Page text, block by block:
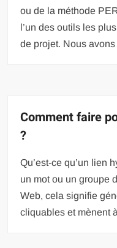
ou de la méthode
l’un des outils les
de projet. Nous
Comment faire
?
Qu’est-ce qu’un lien
un mot ou un groupe
Web, cela signifie
cliquables et mènent